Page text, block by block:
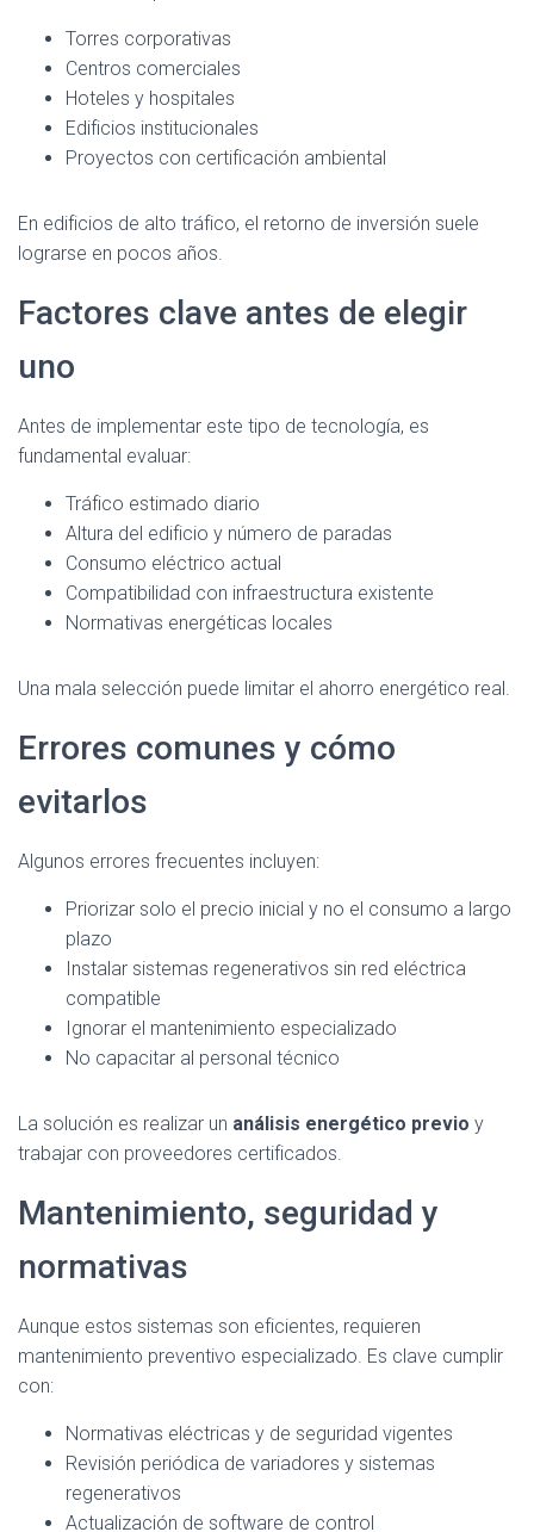
Torres corporativas
Centros comerciales
Hoteles y hospitales
Edificios institucionales
Proyectos con certificación ambiental
En edificios de alto tráfico, el retorno de inversión suele
lograrse en pocos años.
Factores clave antes de elegir
uno
Antes de implementar este tipo de tecnología, es
fundamental evaluar:
Tráfico estimado diario
Altura del edificio y número de paradas
Consumo eléctrico actual
Compatibilidad con infraestructura existente
Normativas energéticas locales
Una mala selección puede limitar el ahorro energético real.
Errores comunes y cómo
evitarlos
Algunos errores frecuentes incluyen:
Priorizar solo el precio inicial y no el consumo a largo
plazo
Instalar sistemas regenerativos sin red eléctrica
compatible
Ignorar el mantenimiento especializado
No capacitar al personal técnico
La solución es realizar un análisis energético previo y
trabajar con proveedores certificados.
Mantenimiento, seguridad y
normativas
Aunque estos sistemas son eficientes, requieren
mantenimiento preventivo especializado. Es clave cumplir
con:
Normativas eléctricas y de seguridad vigentes
Revisión periódica de variadores y sistemas
regenerativos
Actualización de software de control